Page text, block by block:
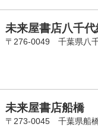
未来屋書店八千
〒276-0049 千葉県八
未来屋書店船橋
〒273-0045 千葉県船